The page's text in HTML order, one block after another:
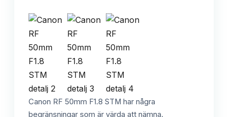
Canon RF 50mm F1.8 STM har några
begränsningar som är värda att nämna.